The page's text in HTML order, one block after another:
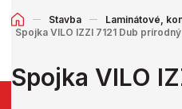
Stavba Laminátové,
Spojka VILO IZZI 7121 Dub prírodný
Spojka VILO